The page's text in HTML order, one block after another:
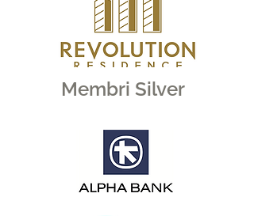
Membri Silver